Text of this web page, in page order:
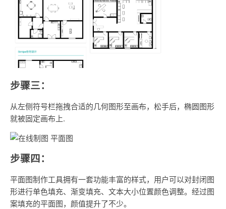
步骤三：
从左侧符号栏拖拽合适的几何图形至画布，松手后，椭圆图形
就被固定画布上.
步骤四：
平面图制作工具拥有一套功能丰富的样式，用户可以对封闭图
形进行单色填充、渐变填充、文本大小位置颜色调整。经过图
案填充的平面图，颜值提升了不少。